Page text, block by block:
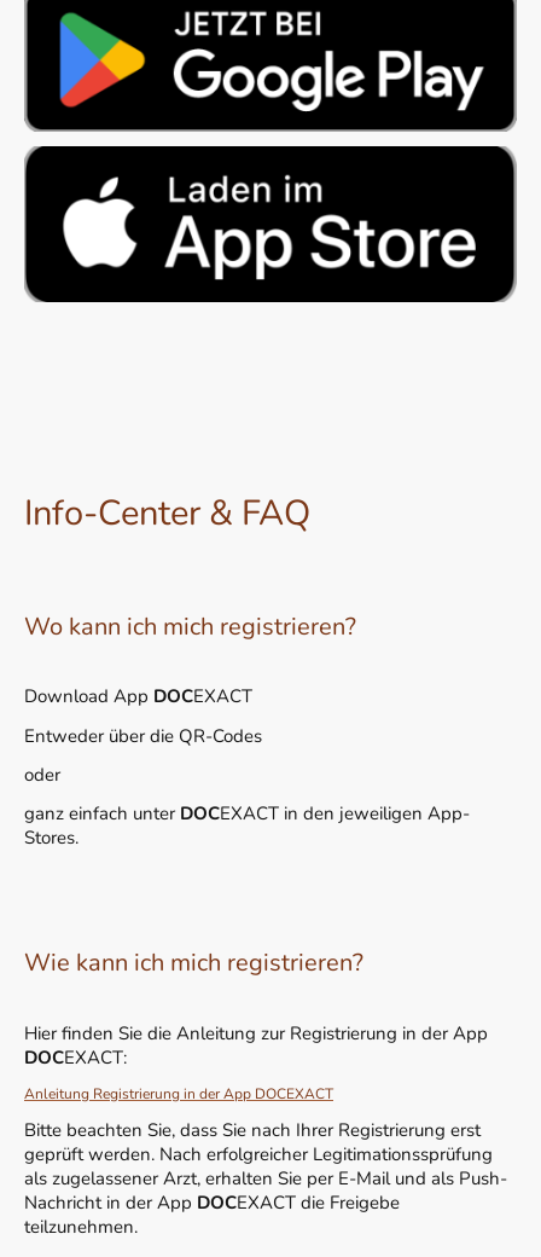
Info-Center & FAQ
Wo kann ich mich registrieren?
Download App DOCEXACT
Entweder über die QR-Codes
oder
ganz einfach unter DOCEXACT in den jeweiligen App-
Stores.
Wie kann ich mich registrieren?
Hier finden Sie die Anleitung zur Registrierung in der App
DOCEXACT:
Anleitung Registrierung in der App DOCEXACT
Bitte beachten Sie, dass Sie nach Ihrer Registrierung erst
geprüft werden. Nach erfolgreicher Legitimationssprüfung
als zugelassener Arzt, erhalten Sie per E-Mail und als Push-
Nachricht in der App DOCEXACT die Freigebe
teilzunehmen.